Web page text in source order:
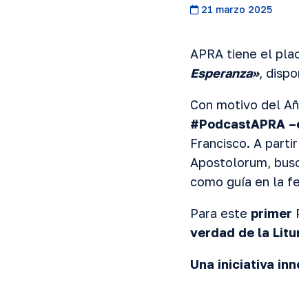
21 marzo 2025
APRA tiene el
Esperanza»,
Con motivo del
#PodcastAPRA
Francisco. A
Apostolorum,
como guía en la
Para este primer
verdad de la
Una iniciativa